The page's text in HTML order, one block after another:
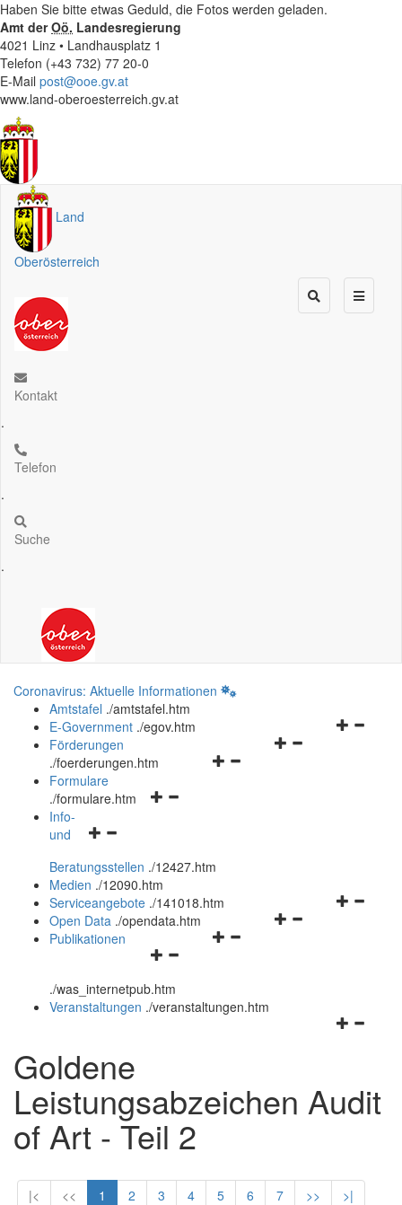
Haben Sie bitte etwas Geduld, die Fotos werden geladen.
Amt derOö. Landesregierung
4021 Linz • Landhausplatz 1
Telefon (+43 732) 77 20-0
E-Mail post@ooe.gv.at
www.land-oberoesterreich.gv.at
Land
Oberösterreich
Kontakt
.
Telefon
.
Suche
.
Coronavirus: Aktuelle Informationen
Amtstafel ./amtstafel.htm
Navigationsmenü
E-Government ./egov.htm
Navigationsmenü
Förderungen
./foerderungen.htm
Navigationsmenü
Formulare
./formulare.htm
Navigationsmenü
und
schließen
Info-
und
Beratungsstellen ./12427.htm
Medien ./12090.htm
Navigationsmenü
Serviceangebote ./141018.htm
Navigationsmenü
Open Data ./opendata.htm
Navigationsmenü
und
schließen
Publikationen
./was_internetpub.htm
Veranstaltungen ./veranstaltungen.htm
Goldene
Leistungsabzeichen Audit
of Art - Teil 2
|< << 1 2 3 4 5 6 7 >> >|